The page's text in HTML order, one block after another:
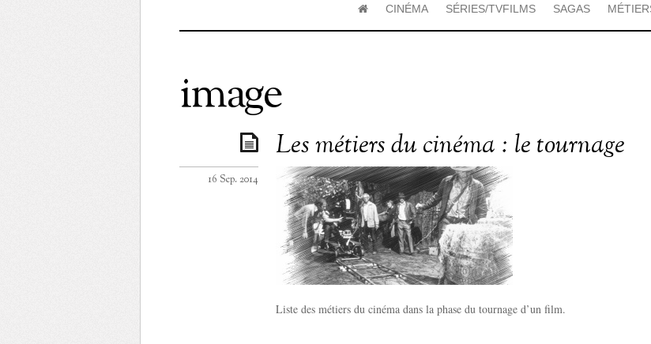
CINÉMA SÉRIES/TVFILMS SAGAS
image
Les métiers du cinéma : le tournage
16 Sep. 2014
Liste des métiers du cinéma dans la phase du tournage d’un film.